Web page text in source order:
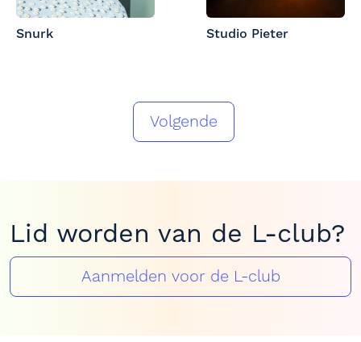
Snurk Studio Pieter
Volgende
Lid worden van de L-club?
Aanmelden voor de L-club